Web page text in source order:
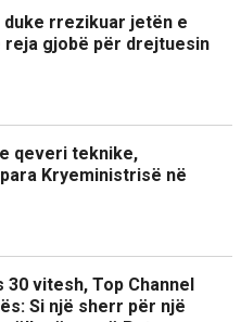
rrezikuar jetën e
reja gjobë për drejtuesin
qeveri teknike,
Kryeministrisë në
vitesh, Top Channel
Si një sherr për një